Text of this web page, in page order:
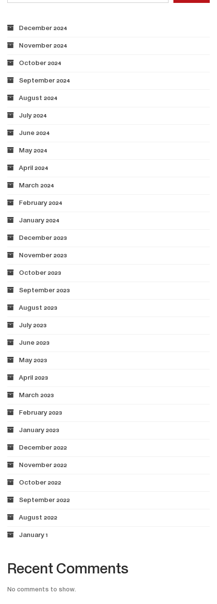
December 2024
November 2024
October 2024
September 2024
August 2024
July 2024
June 2024
May 2024
April 2024
March 2024
February 2024
January 2024
December 2023
November 2023
October 2023
September 2023
August 2023
July 2023
June 2023
May 2023
April 2023
March 2023
February 2023
January 2023
December 2022
November 2022
October 2022
September 2022
August 2022
January 1
Recent Comments
No comments to show.